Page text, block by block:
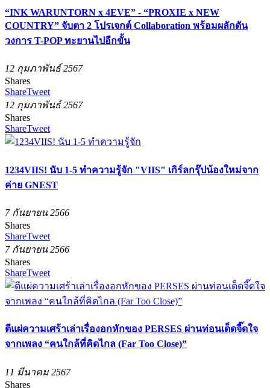
“INK WARUNTORN x 4EVE” - “PROXIE x NEW
COUNTRY” จับตา 2 โปรเจกต์ Collaboration พร้อมผลักดัน
วงการ T-POP ทะยานไปอีกขั้น
12 กุมภาพันธ์ 2567
Shares
ShareTweet
12 กุมภาพันธ์ 2567
Shares
ShareTweet
1234VIIS! นับ 1-5 ทำความรู้จัก "VIIS" เกิร์ลกรุ๊ปน้องใหม่จาก
ค่าย GNEST
7 กันยายน 2566
Shares
ShareTweet
7 กันยายน 2566
Shares
ShareTweet
ตีแผ่ความเศร้าเล่าเรื่องอกหักของ PERSES ผ่านท่อนเด็ดจี๊ดใจ
จากเพลง “คนใกล้ที่คิดไกล (Far Too Close)”
11 มีนาคม 2567
Shares